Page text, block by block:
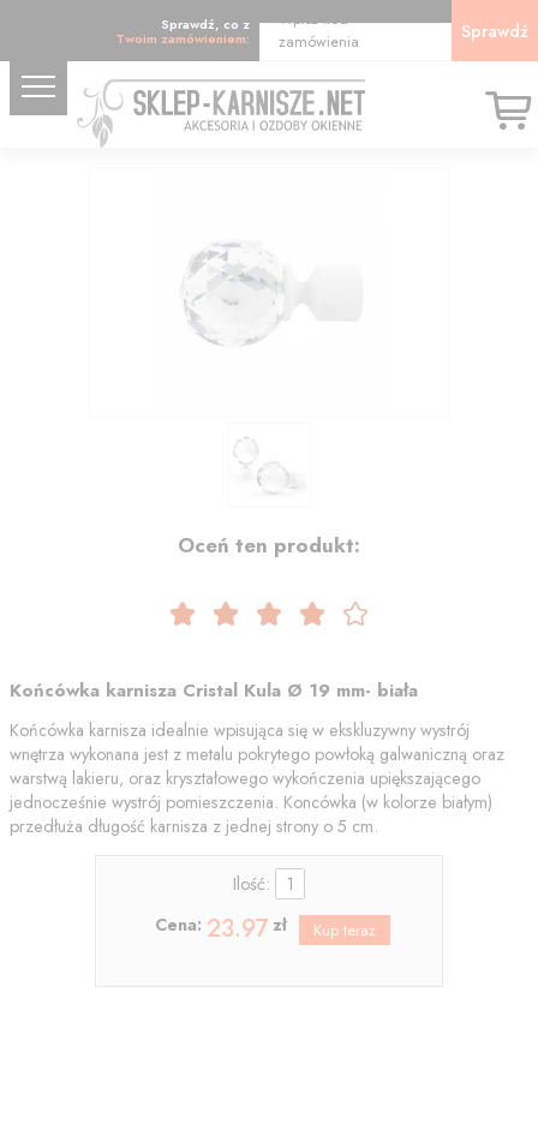
Sprawdź, co z
Twoim zamówieniem:
Wpisz kod
zamówienia
Sprawdź
Oceń ten produkt:
Końcówka karnisza Cristal Kula Ø 19 mm- biała
Końcówka karnisza idealnie wpisująca się w ekskluzywny wystrój
wnętrza wykonana jest z metalu pokrytego powłoką galwaniczną oraz
warstwą lakieru, oraz kryształowego wykończenia upiększającego
jednocześnie wystrój pomieszczenia. Koncówka (w kolorze białym)
przedłuża długość karnisza z jednej strony o 5 cm.
Ilość:
Cena: 23.97 zł